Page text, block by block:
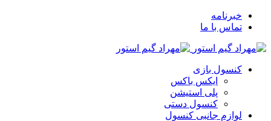
خبرنامه
تماس با ما
کنسول بازی
ایکس باکس
پلی استیشن
کنسول دستی
لوازم جانبی کنسول